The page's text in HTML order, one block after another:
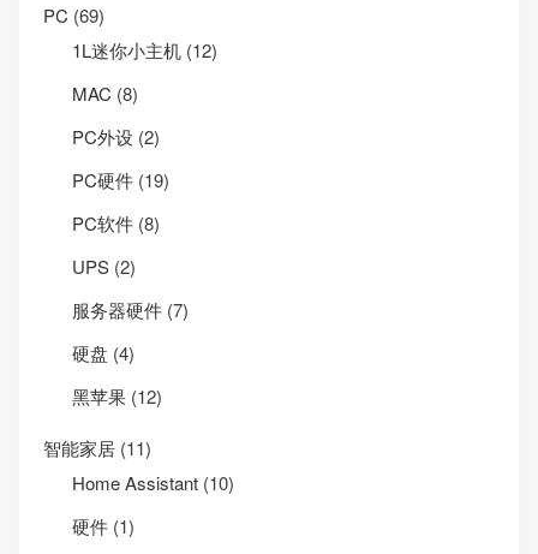
PC (69)
1L迷你小主机 (12)
MAC (8)
PC外设 (2)
PC硬件 (19)
PC软件 (8)
UPS (2)
服务器硬件 (7)
硬盘 (4)
黑苹果 (12)
智能家居 (11)
Home Assistant (10)
硬件 (1)